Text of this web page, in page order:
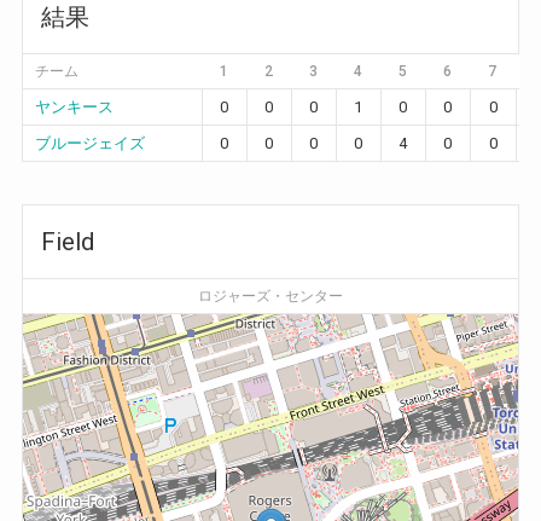
結果
チーム 1 2 3 4 5 6 7
ヤンキース 0 0 0 1 0 0 0
ブルージェイズ
0 0 0 0 4 0 0
Field
ロジャーズ・センター